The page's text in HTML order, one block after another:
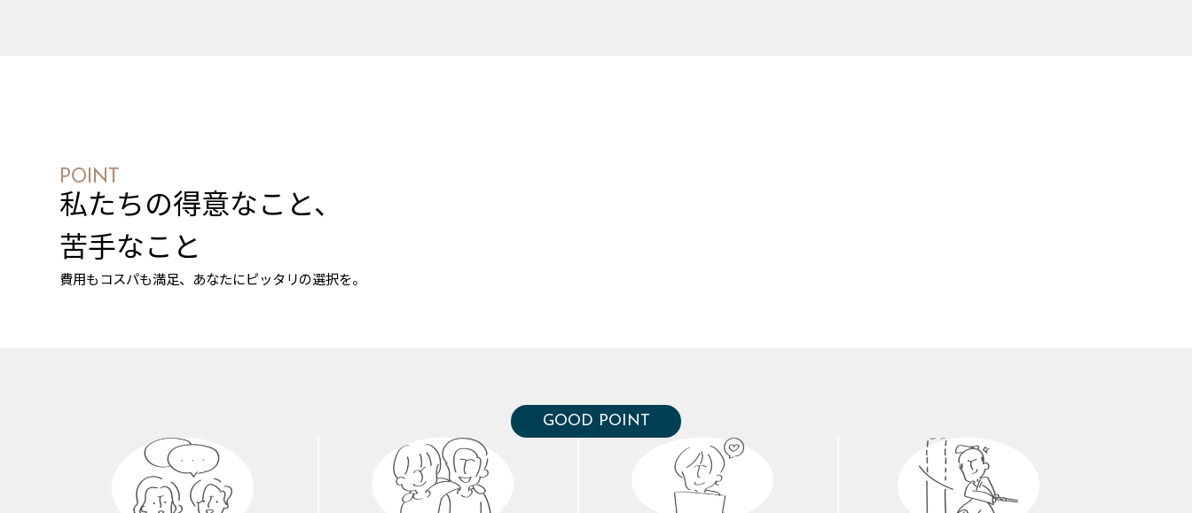
私たちの得意なこと、
苦手なこと
POINT
費用もコスパも満足、あなたにピッタリの選択を。
GOOD POINT